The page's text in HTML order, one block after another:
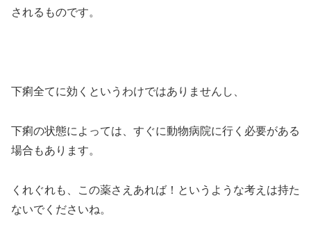
されるものです。
下痢全てに効くというわけではありませんし、
下痢の状態によっては、すぐに動物病院に行く必要がある
場合もあります。
くれぐれも、この薬さえあれば！というような考えは持た
ないでくださいね。